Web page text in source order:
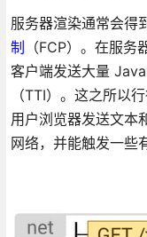
服务器渲染通常会得
制 （FCP）。在服
客户端发送大量
（TTI）。这之所以
用户浏览器发送文本
网络，并能触发一些